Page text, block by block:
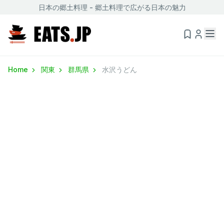
日本の郷土料理 - 郷土料理で広がる日本の魅力
Home 関東 群馬県 水沢うどん